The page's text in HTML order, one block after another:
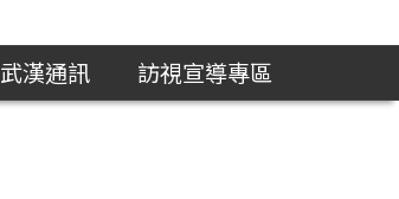
武漢通訊
訪視宣導專區